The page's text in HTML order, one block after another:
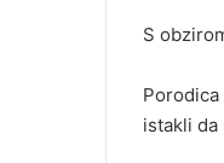
S
istakli